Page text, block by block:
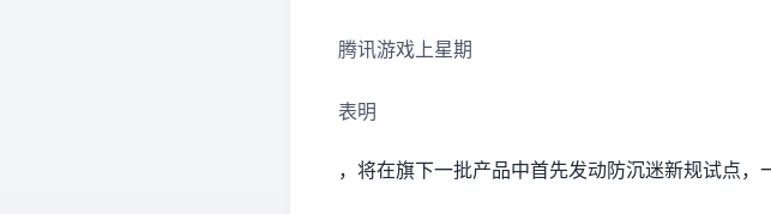
腾讯游戏上星期
表明
，将在旗下一批产品中首先发动防沉迷新规试点，